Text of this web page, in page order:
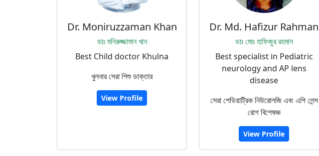
Dr. Moniruzzaman Khan
ডাঃ মনিরুজ্জামান খান
Best Child doctor Khulna
খুলনার সেরা শিশু ডাক্তার
View Profile
Dr. Md. Hafizur Rahman
ডাঃ মোঃ হাফিজুর রহমান
Best specialist in Pediatric
neurology and AP lens
disease
সেরা পেডিয়াট্রিক নিউরোলজি এবং এপি লেন্স
রোগ বিশেষজ্ঞ
View Profile